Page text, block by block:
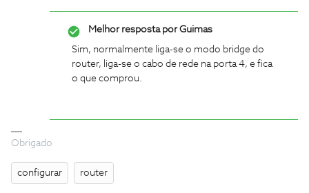
Melhor resposta porGuimas
Sim, normalmente liga-se o modo bridge do
router, liga-se o cabo de rede na porta 4, e fica
o que comprou.
Obrigado
configurar router